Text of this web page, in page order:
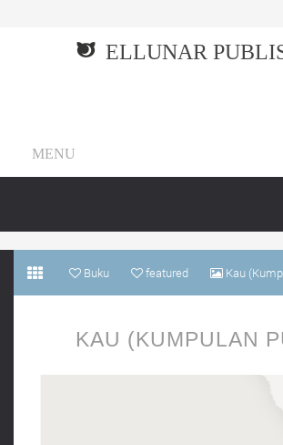
ELLUNAR
MENU
Buku featured Kau
KAU (KUMPULAN